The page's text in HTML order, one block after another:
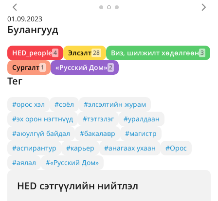
Өмнөх
01.09.2023
Булангууд
HED_people4 Элсэлт28 Виз, шилжилт хөдөлгөөн 3
Сургалт 1 «Русский Дом» 2
Тег
#орос хэл #соёл
#элсэлтийн журам
#эх орон нэгтнүүд
#тэтгэлэг
#уралдаан
#аюулгүй байдал
#бакалавр
#магистр
#аспирантур
#карьер #анагаах ухаан
#Орос
#аялал
#«Русский Дом»
HED сэтгүүлийн нийтлэл